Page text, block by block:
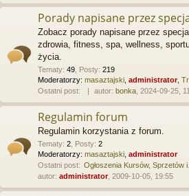
Porady napisane przez
Zobacz porady napisane przez
zdrowia, fitness, spa, wellness,
życia.
Tematy: 49 Posty: 219
Moderatorzy: masaztajski administrator,
Ostatni post:
autor: bonka , 2024-09-25,
Regulamin forum
Regulamin korzystania z forum.
Tematy: 2 Posty: 2
Moderatorzy: masaztajski administrator
Ostatni post: Ogłoszenia Kursów, Sprzetów
autor: administrator, 2009-10-05, 19:55